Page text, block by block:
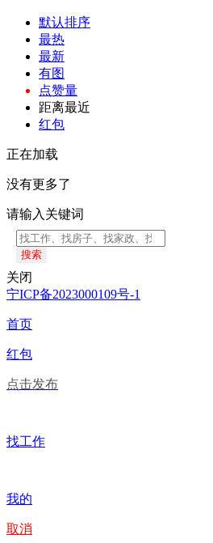
默认排序
最热
最新
有图
点赞量
距离最近
红包
正在加载
没有更多了
请输入关键词
搜索
关闭
宁ICP备2023000109号-1
首页
红包
点击发布
找工作
我的
取消